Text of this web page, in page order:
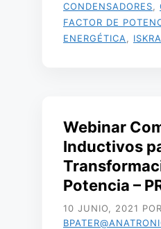
CONDENSADORES
FACTOR DE
ENERGÉTICA
ISKRA
Webinar
Inductivos
Potencia –
10 JUNIO, 2021 POR